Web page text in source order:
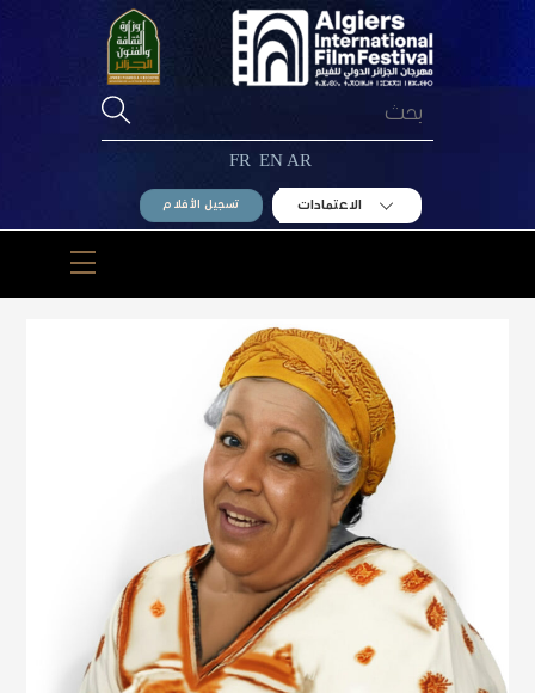
AR
EN
FR
الاعتمادات تسجيل الأفلام
Menu